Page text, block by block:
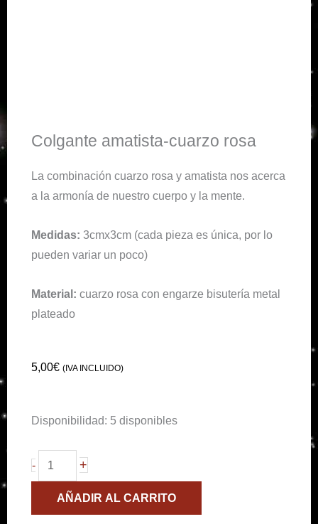
Colgante amatista-cuarzo rosa
La combinación cuarzo rosa y amatista nos acerca
a la armonía de nuestro cuerpo y la mente.
Medidas: 3cmx3cm (cada pieza es única, por lo
pueden variar un poco)
Material: cuarzo rosa con engarze bisutería metal
plateado
5,00€ (IVA INCLUIDO)
Disponibilidad: 5 disponibles
-
Colgante
cuarzo
rosa
cantidad
+
AÑADIR AL CARRITO